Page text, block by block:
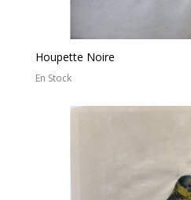
Houpette Noire
En Stock